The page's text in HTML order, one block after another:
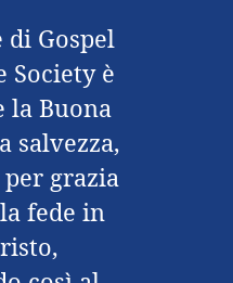
di Gospel
Society è
la Buona
salvezza,
grazia
fede in